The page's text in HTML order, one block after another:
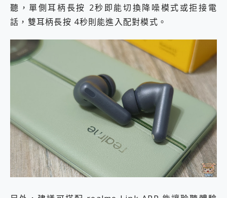
聽，單側耳柄長按 2秒即能切換降噪模式或拒接電
話，雙耳柄長按 4秒則能進入配對模式。